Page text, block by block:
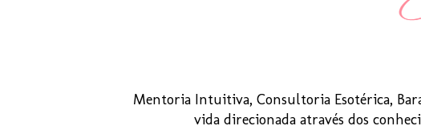
Mentoria Intuitiva, Consultoria Esotérica,
vida direcionada através dos